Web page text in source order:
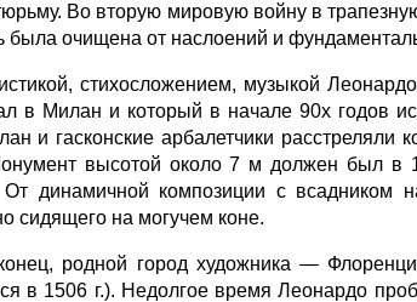
Во вторую мировую войну в
очищена от наслоений и
стихосложением, музыкой
в Милан и который в начале 90х годов
и гасконские арбалетчики
высотой около 7 м должен был в
динамичной композиции с всадником
сидящего на могучем коне.
родной город художника —
в 1506 г.). Недолгое время Леонардо